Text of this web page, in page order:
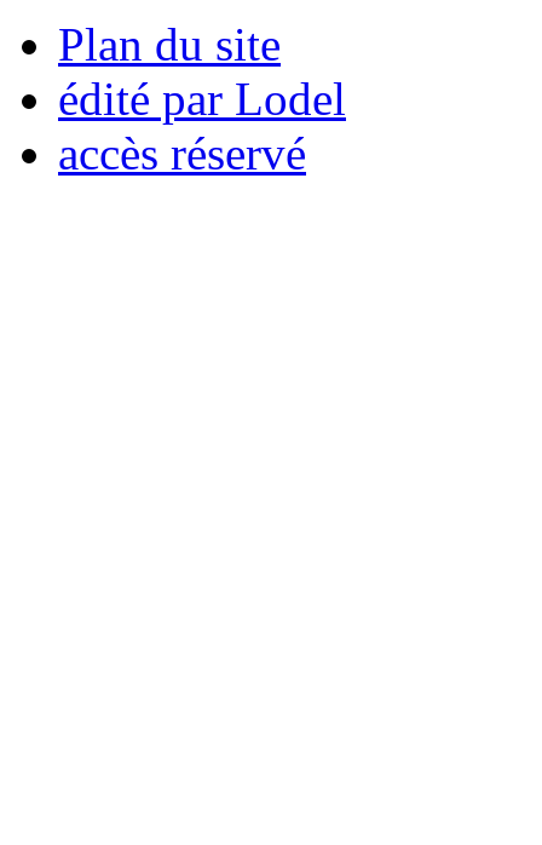
Plan du site
édité par Lodel
accès réservé